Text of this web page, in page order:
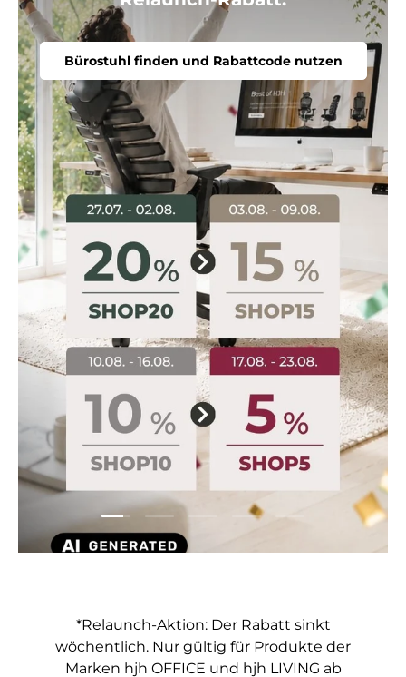
Folie laden 1 von 5
Folie laden 2 von 5
Folie laden 3 von 5
Folie laden 4 von 5
Folie laden 5
*Relaunch-Aktion: Der Rabatt sinkt
wöchentlich. Nur gültig für Produkte der
Marken hjh OFFICE und hjh LIVING ab